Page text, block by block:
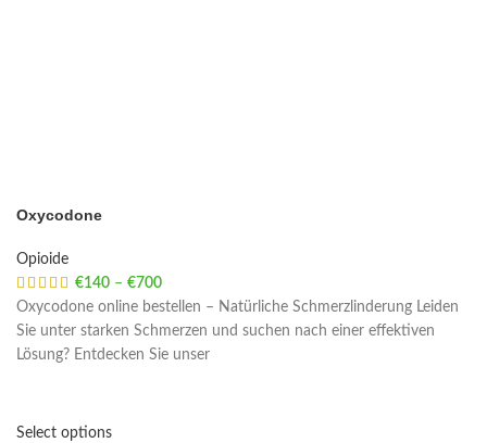
Oxycodone
Opioide
€140 – €700
Oxycodone online bestellen – Natürliche Schmerzlinderung Leiden
Sie unter starken Schmerzen und suchen nach einer effektiven
Lösung? Entdecken Sie unser
Select options